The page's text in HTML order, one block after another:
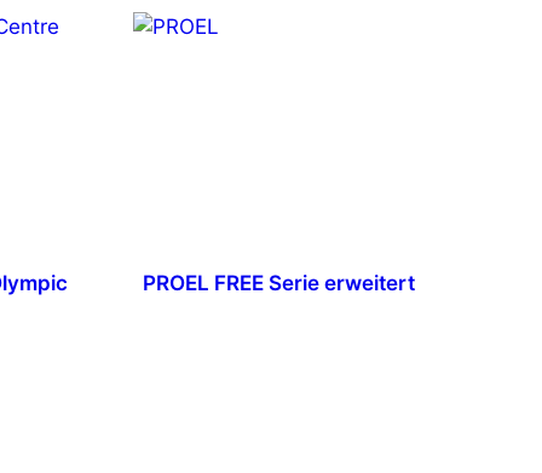
PROEL FREE Serie erweitert